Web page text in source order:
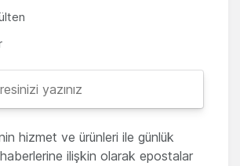
hizmet ve ürünleri ile günlük
ilişkin olarak epostalar